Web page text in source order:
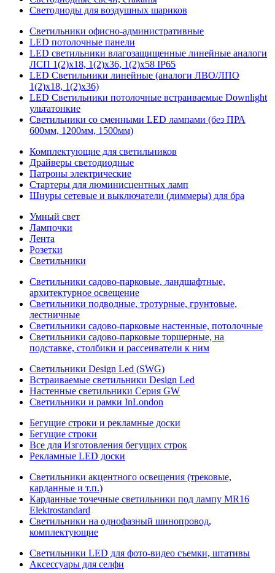
Светодиоды для воздушных шариков
Светильники офисно-административные
LED потолочные панели
LED светильники влагозащищенные линейные аналоги
ЛСП 1(2)х18, 1(2)х36, 1(2)х58 IP65
LED Светильники линейные (аналоги ЛВО/ЛПО
1(2)х18, 1(2)х36)
LED Светильники потолочные встраиваемые Downlight
ультатонкие
Светильники со сменными LED лампами (без ПРА
600мм, 1200мм, 1500мм)
Комплектующие для светильников
Драйверы светодиодные
Патроны электрические
Стартеры для люминисцентных ламп
Шнуры сетевые и выключатели (диммеры) для бра
Умный свет
Лампочки
Лента
Розетки
Светильники
Светильники садово-парковые, ландшафтные,
архитектурное освещение
Светильники подводные, тротурные, грунтовые,
лестничные
Светильники садово-парковые настенные, потолочные
Светильники садово-парковые торшерные, на
подставке, столбики и рассеиватели к ним
Светильники Design Led (SWG)
Встраиваемые светильники Design Led
Настенные светильники Серия GW
Светильники и рамки InLondon
Бегущие строки и рекламные доски
Бегущие строки
Все для Изготовления бегущих строк
Рекламные LED доски
Светильники акцентного освещения (трековые,
карданные и т.п.)
Карданные точечные светильники под лампу MR16
Elektrostandard
Светильники на однофазный шинопровод,
комплектующие
Светильники LED для фото-видео съемки, штативы
Аксессуары для селфи